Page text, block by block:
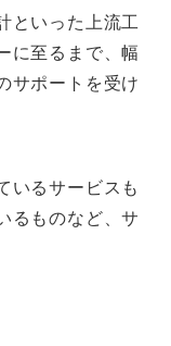
といった上流工
に至るまで、幅
サポートを受け
いるサービスも
るものなど、サ